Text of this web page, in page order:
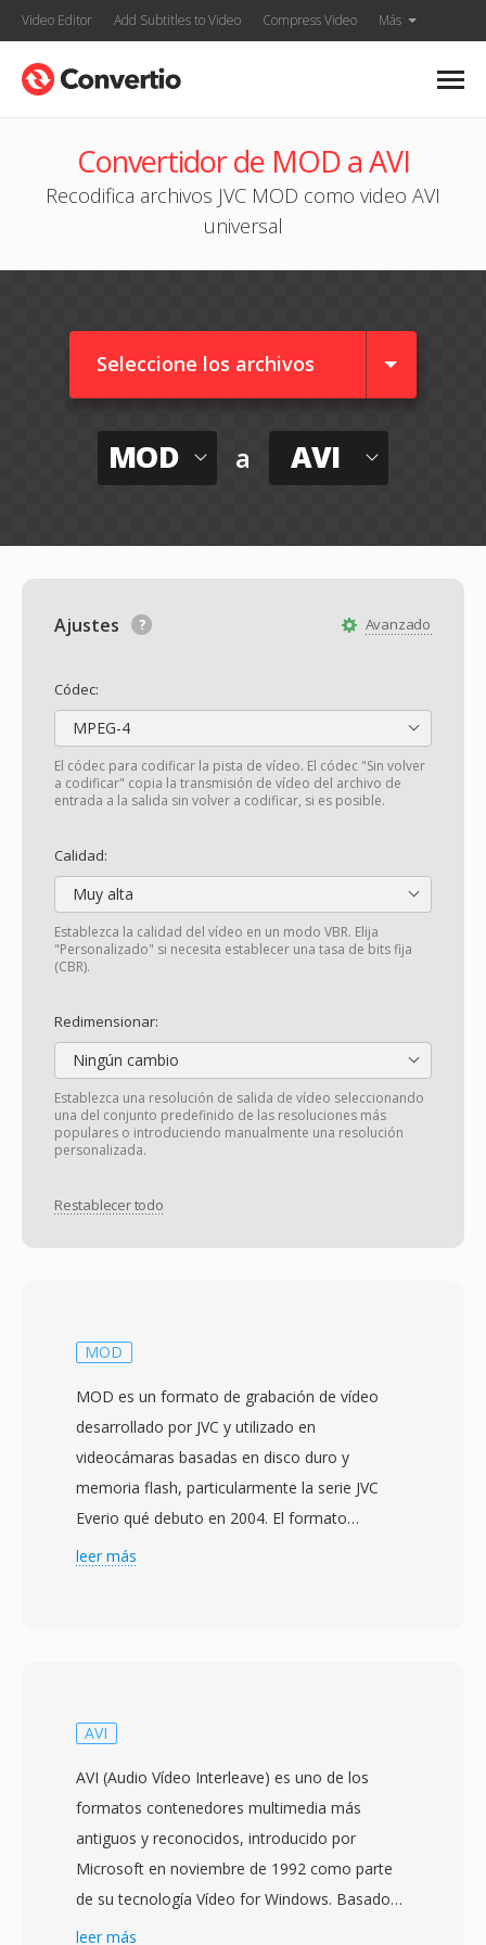
Video Editor Add Subtitles to Video Compress Video Más
Convertidor de MOD a AVI
Recodifica archivos JVC MOD como video AVI
universal
Seleccione los archivos
MOD a AVI
Avanzado
Ajustes
Códec:
MPEG-4
El códec para codificar la pista de vídeo. El códec "Sin volver
a codificar" copia la transmisión de vídeo del archivo de
entrada a la salida sin volver a codificar, si es posible.
Calidad:
Muy alta
Establezca la calidad del vídeo en un modo VBR. Elija
"Personalizado" si necesita establecer una tasa de bits fija
(CBR).
Redimensionar:
Ningún cambio
Establezca una resolución de salida de vídeo seleccionando
una del conjunto predefinido de las resoluciones más
populares o introduciendo manualmente una resolución
personalizada.
Restablecer todo
MOD
MOD es un formato de grabación de vídeo
desarrollado por JVC y utilizado en
videocámaras basadas en disco duro y
memoria flash, particularmente la serie JVC
Everio qué debuto en 2004. El formato
almacena vídeo de definición estándar en flujo
MOD a menudo pueden reproducirse o
contenido MPEG-2, a veces requiriendo solo un
MOD como un puente práctico entre la
grabación DV basada en cinta y los flujos de
trabajo completamente basados en archivos,
leer más
AVI
AVI (Audio Vídeo Interleave) es uno de los
formatos contenedores multimedia más
antiguos y reconocidos, introducido por
Microsoft en noviembre de 1992 como parte
de su tecnología Vídeo for Windows. Basado
en la estructura RIFF (Resource Interchange
leer más